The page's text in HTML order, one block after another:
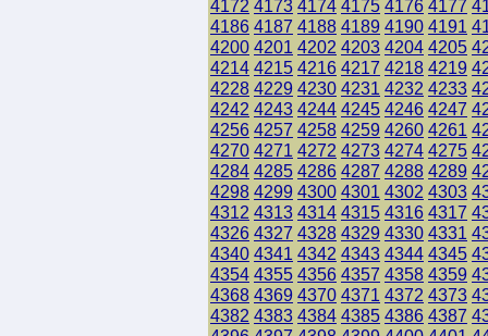
4172 4173 4174 4175 4176 4177
4186 4187 4188 4189 4190 4191
4200 4201 4202 4203 4204 4205
4214 4215 4216 4217 4218 4219
4228 4229 4230 4231 4232 4233
4242 4243 4244 4245 4246 4247
4256 4257 4258 4259 4260 4261
4270 4271 4272 4273 4274 4275
4284 4285 4286 4287 4288 4289
4298 4299 4300 4301 4302 4303
4312 4313 4314 4315 4316 4317
4326 4327 4328 4329 4330 4331
4340 4341 4342 4343 4344 4345
4354 4355 4356 4357 4358 4359
4368 4369 4370 4371 4372 4373
4382 4383 4384 4385 4386 4387